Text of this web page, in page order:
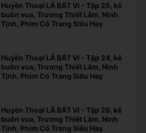
Huyền Thoại LÃ BẤT VI - Tập 25, kẻ
buôn vua, Trương Thiết Lâm, Ninh
Tịnh, Phim Cổ Trang Siêu Hay
Huyền Thoại LÃ BẤT VI - Tập 24, kẻ
buôn vua, Trương Thiết Lâm, Ninh
Tịnh, Phim Cổ Trang Siêu Hay
Huyền Thoại LÃ BẤT VI - Tập 28, kẻ
buôn vua, Trương Thiết Lâm, Ninh
Tịnh, Phim Cổ Trang Siêu Hay